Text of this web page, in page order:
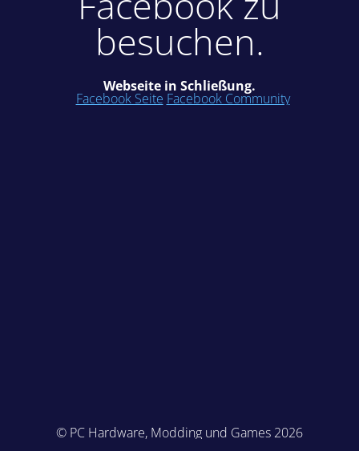
besuchen.
Webseite in Schließung.
Facebook Seite Facebook Community
© PC Hardware, Modding und Games 2026